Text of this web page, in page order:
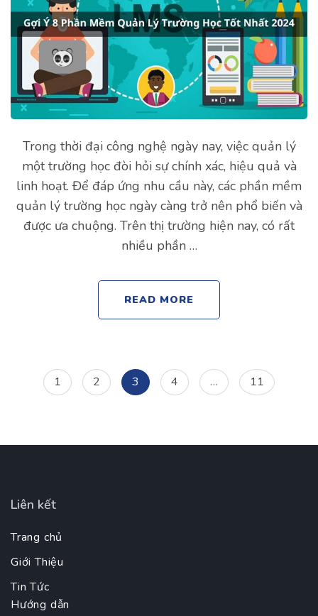
Trong thời đại công nghệ ngày nay, việc quản lý
một trường học đòi hỏi sự chính xác, hiệu quả và
linh hoạt. Để đáp ứng nhu cầu này, các phần mềm
quản lý trường học ngày càng trở nên phổ biến và
được ưa chuộng. Trên thị trường hiện nay, có rất
nhiều phần …
READ MORE
PostsPage
1 Page
2 Page
3 Page
4 … Page
11
Liên kết
Trang chủ
Giới Thiệu
Tin Tức
Hướng dẫn